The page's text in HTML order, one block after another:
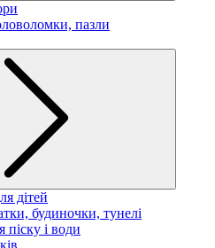
пазли
дітей
будиночки, тунелі
піску і води